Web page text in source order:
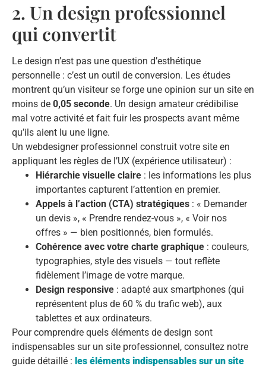
2. Un design professionnel
qui convertit
Le design n’est pas une question d’esthétique
personnelle : c’est un outil de conversion. Les études
montrent qu’un visiteur se forge une opinion sur un site en
moins de 0,05 seconde. Un design amateur crédibilise
mal votre activité et fait fuir les prospects avant même
qu’ils aient lu une ligne.
Un webdesigner professionnel construit votre site en
appliquant les règles de l’UX (expérience utilisateur) :
Hiérarchie visuelle claire : les informations les plus
importantes capturent l’attention en premier.
Appels à l’action (CTA) stratégiques : « Demander
un devis », « Prendre rendez-vous », « Voir nos
offres » — bien positionnés, bien formulés.
Cohérence avec votre charte graphique : couleurs,
typographies, style des visuels — tout reflète
fidèlement l’image de votre marque.
Design responsive : adapté aux smartphones (qui
représentent plus de 60 % du trafic web), aux
tablettes et aux ordinateurs.
Pour comprendre quels éléments de design sont
indispensables sur un site professionnel, consultez notre
guide détaillé : les éléments indispensables sur un site